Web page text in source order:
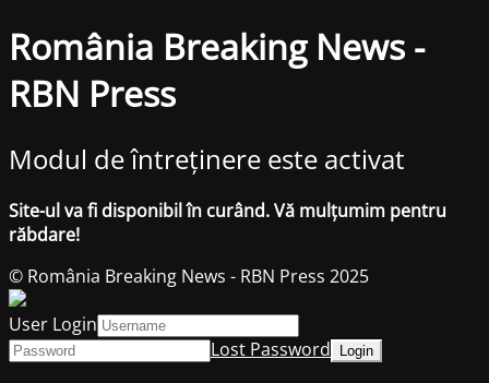
România Breaking News -
RBN Press
Modul de întreținere este activat
Site-ul va fi disponibil în curând. Vă mulțumim pentru
răbdare!
© România Breaking News - RBN Press 2025
User Login
Lost Password